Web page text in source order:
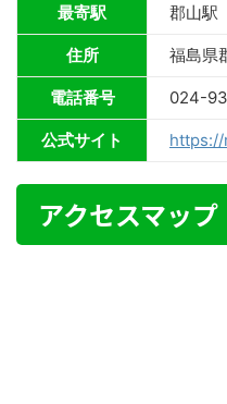
最寄駅 郡山駅
住所 福島県
電話番号 024-
公式サイト
アクセスマップ